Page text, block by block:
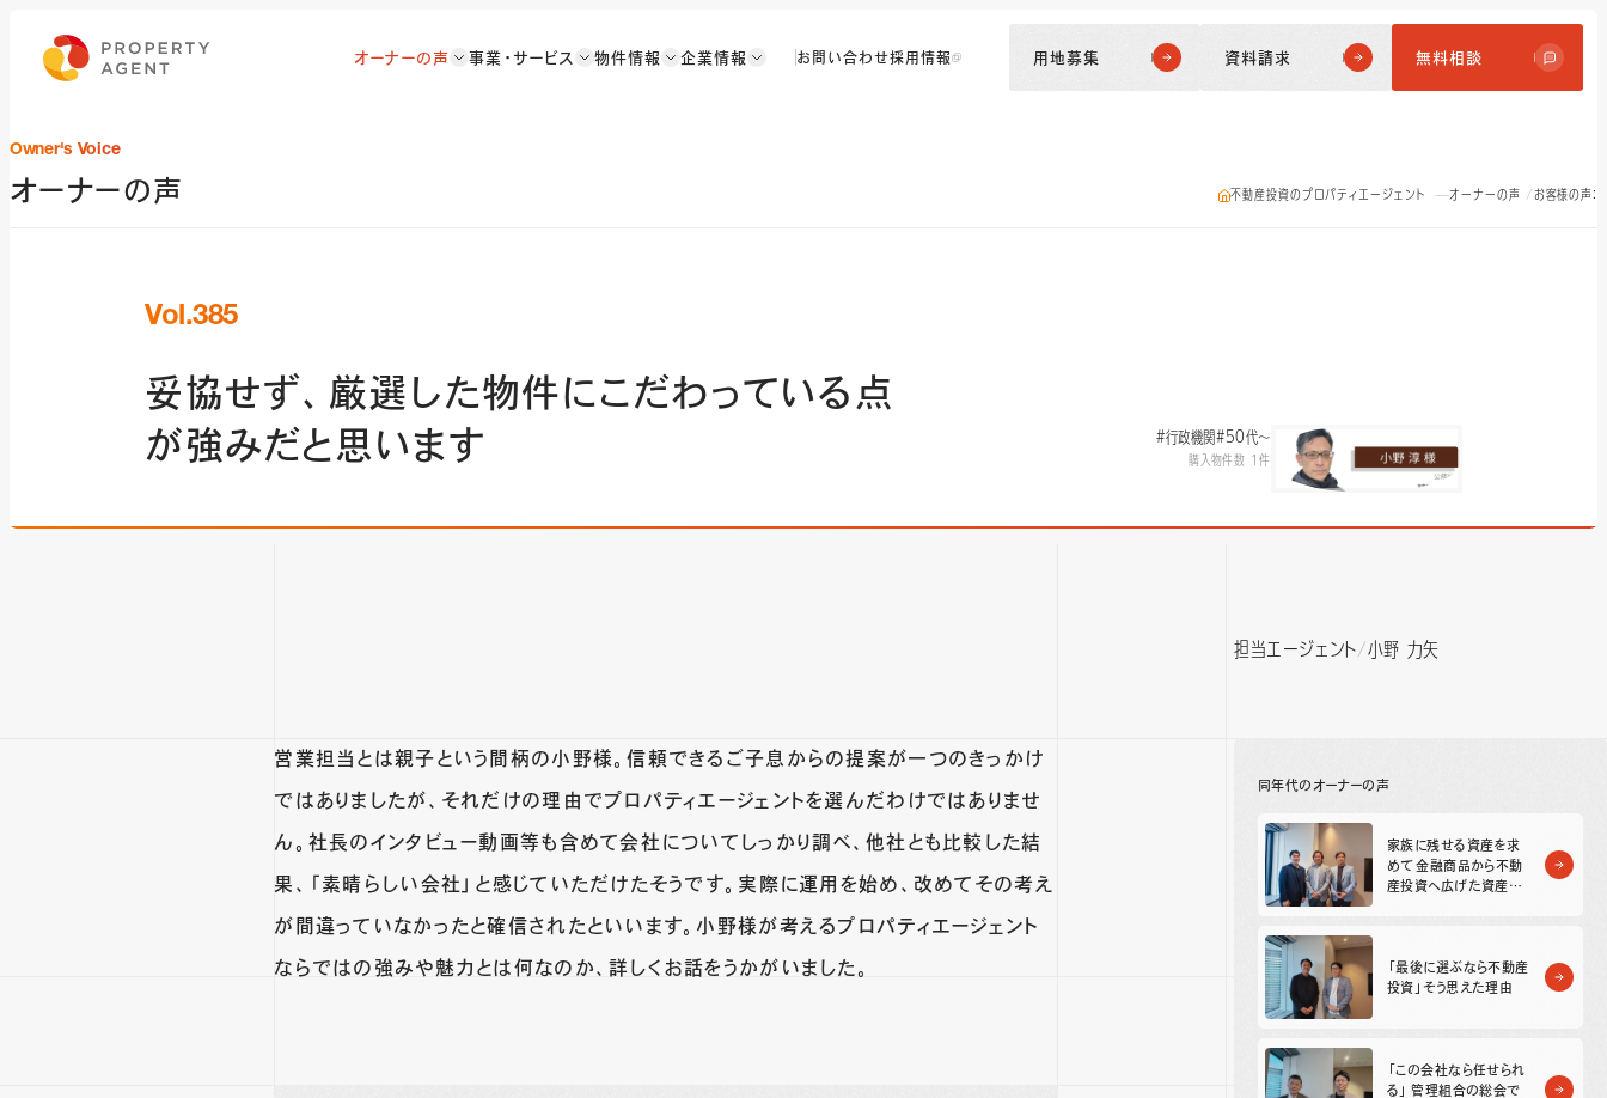
オーナーの声 事業・サービス 物件情報 企業情報 お問い合わせ採用情報 用地募集 資料請求 無料相談
Owner's Voice
オーナーの声 不動産投資のプロパティエージェント オーナーの声 お客様の声：
Vol.385
妥協せず、厳選した物件にこだわっている点
が強みだと思います
#行政機関#50代〜
購入物件数 1件
担当エージェント 小野 力矢
営業担当とは親子という間柄の小野様。信頼できるご子息からの提案が一つのきっかけ
ではありましたが、それだけの理由でプロパティエージェントを選んだわけではありませ
ん。社長のインタビュー動画等も含めて会社についてしっかり調べ、他社とも比較した結
果、「素晴らしい会社」と感じていただけたそうです。実際に運用を始め、改めてその考え
が間違っていなかったと確信されたといいます。小野様が考えるプロパティエージェント
ならではの強みや魅力とは何なのか、詳しくお話をうかがいました。
同年代のオーナーの声
家族に残せる資産を求
めて 金融商品から不動
産投資へ広げた資産形
「最後に選ぶなら不動産
投資」そう思えた理由
「この会社なら任せられ
る」 管理組合の総会で